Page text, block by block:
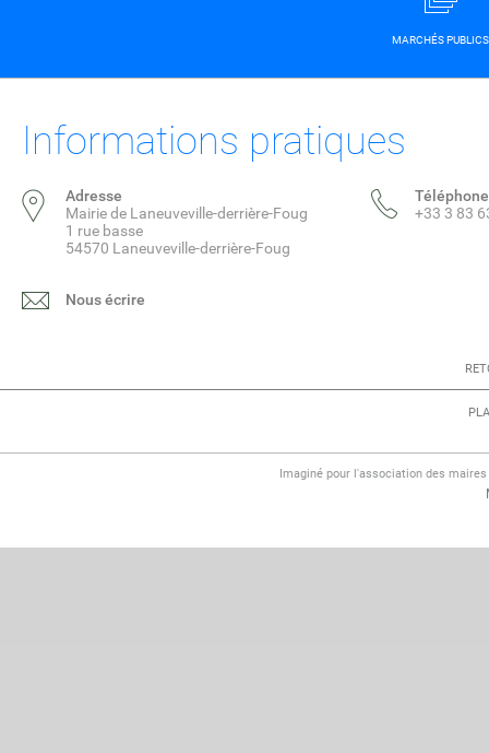
MARCHÉS PUBLICS
Informations pratiques
Adresse
Mairie de Laneuveville-derrière-Foug
1 rue basse
54570 Laneuveville-derrière-Foug
Nous écrire
Téléphone
+33 3 83
Imaginé pour l'association des